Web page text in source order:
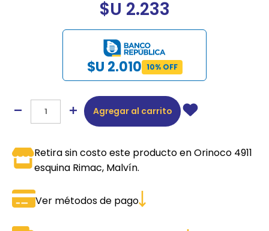
$U 2.233
$U 2.010 10% OFF
Agregar al carrito
Retira sin costo este producto en Orinoco 4911
esquina Rimac, Malvín.
Ver métodos de pago